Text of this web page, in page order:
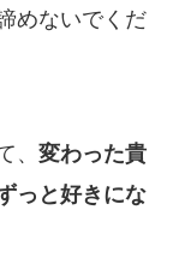
めないでくだ
、 変わった貴
っと好きにな